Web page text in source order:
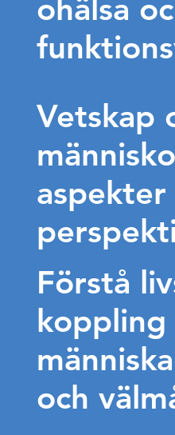
ohälsa
Vetskap
aspekter
Förstå
och